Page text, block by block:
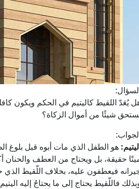
يُعَدّ اللقيط كاليتيم في الحكم ويكون
شيئًا من أموال الزكاة؟
هو الطفل الذي مات أبوه قبل بلوغ
حقيقة، بل ويحتاج من العطف والحنان
فيعطفون عليه، بخلاف اللّقيط الذي
فاللّقيط يحتاج إلى ما يحتاجُ إليه